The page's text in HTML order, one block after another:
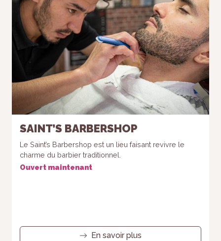
SAINT’S BARBERSHOP
Le Saint’s Barbershop est un lieu faisant revivre le
charme du barbier traditionnel.
Ouvert maintenant
En savoir plus